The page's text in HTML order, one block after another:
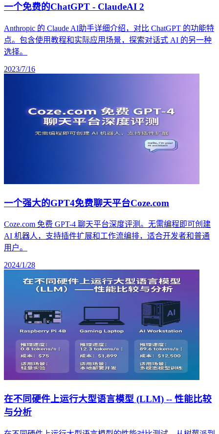
一个免费的ChatGPT - ClaudeAI 2
Anthropic 的 Claude AI助手详细介绍，对比 ChatGPT 的功能特
点。包含使用教程和实际应用场景，探索对话式 AI 的另一种
选择。
2023/7/16
一个强大的GPT4免费聊天平台Coze.com
Coze.com 免费 GPT-4 聊天平台深度评测。无需编程即可创建
AI 机器人，支持插件扩展和工作流编排，适合开发者和普通
用户。
2024/1/28
在不同硬件上运行大型语言模型 (LLM) -- 性能比较
与分析